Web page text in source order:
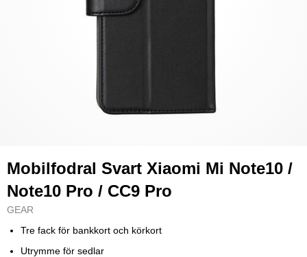
Mobilfodral Svart Xiaomi Mi Note10 /
Note10 Pro / CC9 Pro
GEAR
Tre fack för bankkort och körkort
Utrymme för sedlar